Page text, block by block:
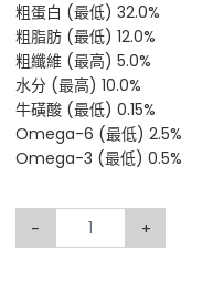
粗蛋白 (最低) 32.0%
粗脂肪 (最低) 12.0%
粗纖維 (最高) 5.0%
水分 (最高) 10.0%
牛磺酸 (最低) 0.15%
Omega-6 (最低) 2.5%
Omega-3 (最低) 0.5%
- +